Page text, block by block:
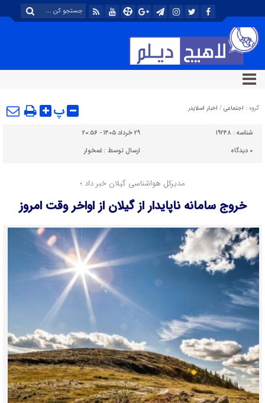
گروه : اجتماعی / اخبار اسلایدر پ
شناسه : ۱۹۲۴۸
۲۹ خرداد ۱۴۰۵ - ۲۰:۵۶
۰ دیدگاه ارسال توسط :غمخوار
مدیرکل هواشناسی گیلان خبر داد ؛
خروج سامانه ناپایدار از گیلان از اواخر وقت امروز